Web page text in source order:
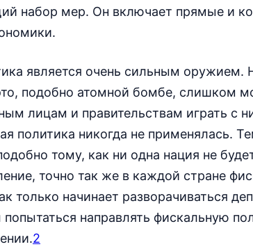
набор мер. Он включает прямые и
является очень сильным оружием.
подобно атомной бомбе, слишком
лицам и правительствам играть с
политика никогда не применялась.
тому, как ни одна нация не
точно так же в каждой стране
только начинает разворачиваться
направлять фискальную
2